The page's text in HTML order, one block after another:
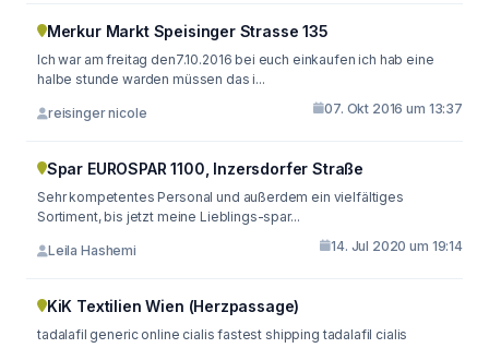
Merkur Markt Speisinger Strasse 135
Ich war am freitag den7.10.2016 bei euch einkaufen ich hab eine
halbe stunde warden müssen das i...
reisinger nicole 07. Okt 2016 um 13:37
Spar EUROSPAR 1100, Inzersdorfer Straße
Sehr kompetentes Personal und außerdem ein vielfältiges
Sortiment, bis jetzt meine Lieblings-spar...
Leila Hashemi 14. Jul 2020 um 19:14
KiK Textilien Wien (Herzpassage)
tadalafil generic online cialis fastest shipping tadalafil cialis